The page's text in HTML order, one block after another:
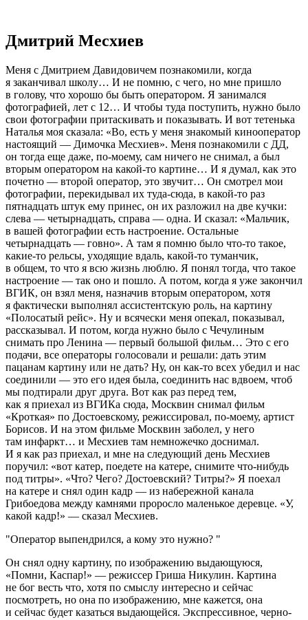
Дмитрий Месхиев
Меня с Дмитрием Давидовичем познакомили, когда
я заканчивал школу… И не помню, с чего, но мне пришло
в голову, что хорошо бы быть оператором. Я занимался
фотографией, лет с 12… И чтобы туда поступить, нужно было
свои фотографии притаскивать и показывать. И вот тетенька
Наталья моя сказала: «Во, есть у меня знакомый кинооператор
настоящий — Димочка Месхиев». Меня познакомили с ДД,
он тогда еще даже, по-моему, сам ничего не снимал, а был
вторым оператором на какой-то картине… И я думал, как это
почетно — второй оператор, это звучит… Он смотрел мои
фотографии, перекидывал их туда-сюда, в какой-то раз
пятнадцать штук ему принес, он их разложил на две кучки:
слева — четырнадцать, справа — одна. И сказал: «Мальчик,
в вашей фотографии есть настроение. Остальные
четырнадцать — говно». А там я помню было что-то такое,
какие-то рельсы, уходящие вдаль, какой-то туманчик,
в общем, то что я всю жизнь люблю. Я понял тогда, что такое
настроение — так оно и пошло. А потом, когда я уже закончил
ВГИК, он взял меня, назначив вторым оператором, хотя
я фактически выполнял ассистентскую роль, на картину
«Полосатый рейс». Ну и всячески меня опекал, показывал,
рассказывал. И потом, когда нужно было с Чечулиным
снимать про Ленина — первый большой фильм… Это с его
подачи, все операторы голосовали и решали: дать этим
пацанам картину или не дать? Ну, он как-то всех убедил и нас
соединили — это его идея была, соединить нас вдвоем, чтоб
мы подтирали друг друга. Вот как раз перед тем,
как я приехал из ВГИКа сюда, Москвин снимал фильм
«Кроткая» по Достоевскому, режиссировал, по-моему, артист
Борисов. И на этом фильме Москвин заболел, у него
там инфаркт… и Месхиев там немножечко доснимал.
И я как раз приехал, и мне на следующий день Месхиев
поручил: «вот катер, поедете на катере, снимите что-нибудь
под титры». «Что? Чего? Достоевский? Титры?» Я поехал
на катере и снял один кадр — из набережной канала
Грибоедова между камнями проросло маленькое деревце. «У,
какой кадр!» — сказал Месхиев.
Оператор выпендрился, а кому это нужно?
Он снял одну картину, по изображению выдающуюся,
«Помни, Каспар!» — режиссер Гриша Никулин. Картина
не бог весть что, хотя по смыслу интересно и сейчас
посмотреть, но она по изображению, мне кажется, она
и сейчас будет казаться выдающейся. Экспрессивное, черно-